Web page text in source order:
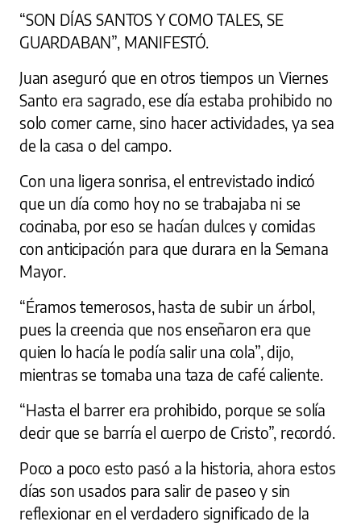
“SON DÍAS SANTOS Y COMO TALES, SE
GUARDABAN”, MANIFESTÓ.
Juan aseguró que en otros tiempos un Viernes
Santo era sagrado, ese día estaba prohibido no
solo comer carne, sino hacer actividades, ya sea
de la casa o del campo.
Con una ligera sonrisa, el entrevistado indicó
que un día como hoy no se trabajaba ni se
cocinaba, por eso se hacían dulces y comidas
con anticipación para que durara en la Semana
Mayor.
“Éramos temerosos, hasta de subir un árbol,
pues la creencia que nos enseñaron era que
quien lo hacía le podía salir una cola”, dijo,
mientras se tomaba una taza de café caliente.
“Hasta el barrer era prohibido, porque se solía
decir que se barría el cuerpo de Cristo”, recordó.
Poco a poco esto pasó a la historia, ahora estos
días son usados para salir de paseo y sin
reflexionar en el verdadero significado de la